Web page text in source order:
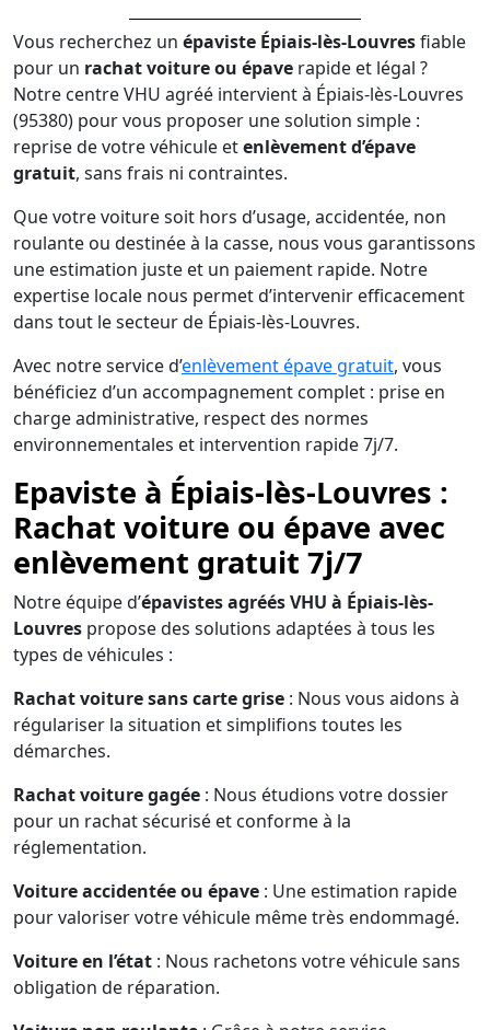
Vous recherchez un épaviste Épiais-lès-Louvresfiable
pour un rachat voiture ou épave rapide et légal ?
Notre centre VHU agréé intervient à Épiais-lès-Louvres
(95380) pour vous proposer une solution simple :
reprise de votre véhicule etenlèvement d’épave
gratuit, sans frais ni contraintes.
Que votre voiture soit hors d’usage, accidentée, non
roulante ou destinée à la casse, nous vous garantissons
une estimation juste et un paiement rapide. Notre
expertise locale nous permet d’intervenir efficacement
dans tout le secteur de Épiais-lès-Louvres.
Avec notre service d’enlèvement épave gratuit, vous
bénéficiez d’un accompagnement complet : prise en
charge administrative, respect des normes
environnementales et intervention rapide 7j/7.
Epaviste à Épiais-lès-Louvres :
Rachat voiture ou épave avec
enlèvement gratuit 7j/7
Notre équipe d’épavistes agréés VHU à Épiais-lès-
Louvres propose des solutions adaptées à tous les
types de véhicules :
Rachat voiture sans carte grise : Nous vous aidons à
régulariser la situation et simplifions toutes les
démarches.
Rachat voiture gagée : Nous étudions votre dossier
pour un rachat sécurisé et conforme à la
réglementation.
Voiture accidentée ou épave : Une estimation rapide
pour valoriser votre véhicule même très endommagé.
Voiture en l’état : Nous rachetons votre véhicule sans
obligation de réparation.